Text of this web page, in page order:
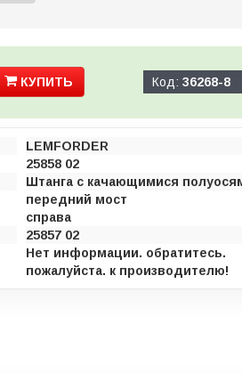
КУПИТЬ Код:36268-8
LEMFORDER
25858 02
Штанга с качающимися
передний мост
справа
25857 02
Нет информации. обратитесь.
пожалуйста. к производителю!